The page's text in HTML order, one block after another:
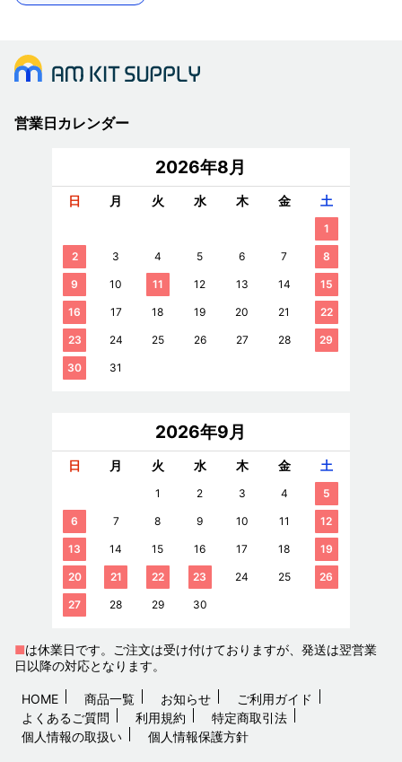
営業日カレンダー
2026年8月
日 月 火 水 木 金 土
1
2 3 4 5 6 7 8
9 10 11 12 13 14 15
16 17 18 19 20 21 22
23 24 25 26 27 28 29
30 31
2026年9月
日 月 火 水 木 金 土
1 2 3 4 5
6 7 8 9 10 11 12
13 14 15 16 17 18 19
20 21 22 23 24 25 26
27 28 29 30
■は休業日です。ご注文は受け付けておりますが、発送は翌営業
日以降の対応となります。
HOME 商品一覧 お知らせ
ご利用ガイド
よくあるご質問
利用規約
特定商取引法
個人情報の取扱い
個人情報保護方針